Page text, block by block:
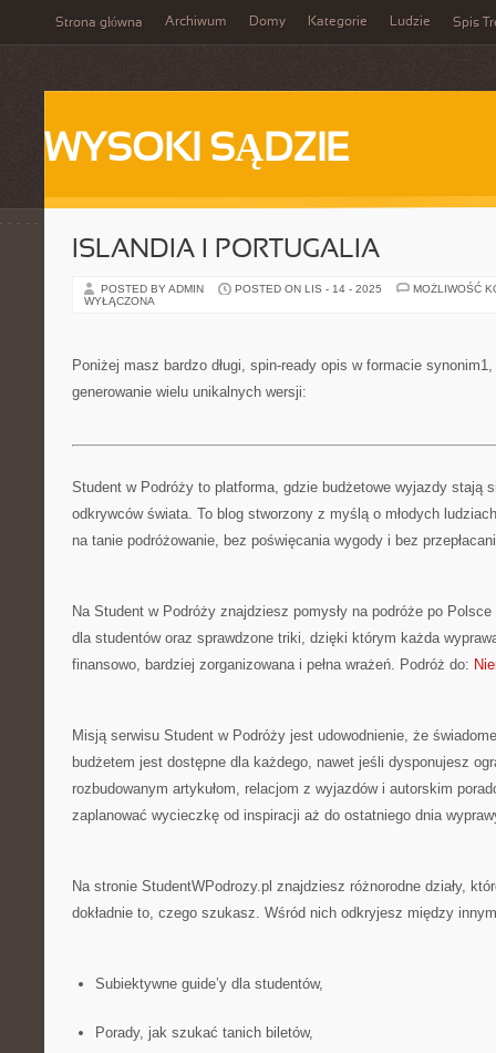
Strona główna Archiwum Domy Kategorie Ludzie Spis
WYSOKI SĄDZIE
ISLANDIA I PORTUGALIA
POSTED BY ADMIN POSTED ON LIS - 14 - 2025
MOŻLIWOŚĆ
WYŁĄCZONA
Poniżej masz bardzo długi, spin-ready opis w formacie
generowanie wielu unikalnych wersji:
Student w Podróży to platforma, gdzie budżetowe wyjazdy stają
odkrywców świata. To blog stworzony z myślą o młodych
na tanie podróżowanie, bez poświęcania wygody i bez
Na Student w Podróży znajdziesz pomysły na podróże po
dla studentów oraz sprawdzone triki, dzięki którym każda
finansowo, bardziej zorganizowana i pełna wrażeń. Podróż do:
Misją serwisu Student w Podróży jest udowodnienie, że
budżetem jest dostępne dla każdego, nawet jeśli dysponujesz
rozbudowanym artykułom, relacjom z wyjazdów i autorskim
zaplanować wycieczkę od inspiracji aż do ostatniego dnia
Na stronie StudentWPodrozy.pl znajdziesz różnorodne działy,
dokładnie to, czego szukasz. Wśród nich odkryjesz między
Subiektywne guide’y dla studentów,
Porady, jak szukać tanich biletów,